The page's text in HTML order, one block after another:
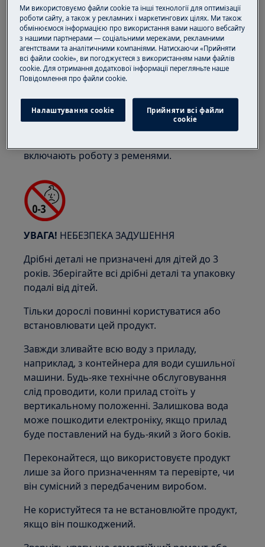
УВАГА!РИЗИК ЗАЩЕМЛЕННЯ
Носіть захисні рукавички, якщо ви виконуєте
включають роботу з ременями.
УВАГА! НЕБЕЗПЕКА ЗАДУШЕННЯ
Дрібні деталі не призначені для дітей до 3
років. Зберігайте всі дрібні деталі та упаковку
подалі від дітей.
Тільки дорослі повинні користуватися або
встановлювати цей продукт.
Завжди зливайте всю воду з приладу,
наприклад, з контейнера для води сушильної
машини. Будь-яке технічне обслуговування
слід проводити, коли прилад стоїть у
вертикальному положенні. Залишкова вода
може пошкодити електроніку, якщо прилад
буде поставлений на будь-який з його боків.
Переконайтеся, що використовуєте продукт
лише за його призначенням та перевірте, чи
він сумісний з передбаченим виробом.
Не користуйтеся та не встановлюйте продукт,
якщо він пошкоджений.
Ми використовуємо файли cookie та інші технології для оптимізації
роботи сайту, а також у рекламних і маркетингових цілях. Ми також
обмінюємося інформацією про використання вами нашого вебсайту
з нашими партнерами — соціальними мережами, рекламними
агентствами та аналітичними компаніями. Натискаючи «Прийняти
всі файли cookie», ви погоджуєтеся з використанням нами файлів
cookie. Для отримання додаткової інформації перегляньте наше
Пoвідомлення прo файли cookie.
Налаштування cookie
Прийняти всі файли
сookie